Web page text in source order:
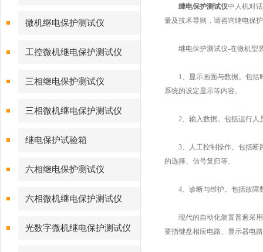
微机继电保护测试仪
工控微机继电保护测试仪
三相继电保护测试仪
三相微机继电保护测试仪
继电保护试验箱
六相继电保护测试仪
六相微机继电保护测试仪
光数字微机继电保护测试仪
继电保护测试仪中人机对
量及技术导则，请咨询继电保
继电保护测试仪-在微机型
1、显示画面与数据。包括时
系统的设定显示等内容。
2、输入数据。包括运行人员
3、人工控制操作。包括断路
的选择、信号复归等、
4、诊断与维护。包括故障数
现代的自动化装置普遍采用
要指键盘相应电路、显示器电